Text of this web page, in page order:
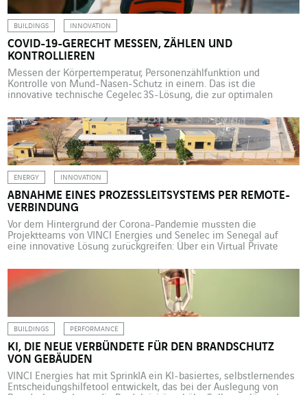
BUILDINGS INNOVATION
COVID-19-GERECHT MESSEN, ZÄHLEN UND
KONTROLLIEREN
Messen der Körpertemperatur, Personenzählfunktion und
Kontrolle von Mund-Nasen-Schutz in einem. Das ist die
innovative technische Cegelec 3S-Lösung, die zur optimalen
Publikumsverkehr beiträgt. Die seit dem Frühjahr 2020 geltenden
Abstandsregeln haben zahlreiche Initiativen und technische
Lösungen angeregt, um die Einhaltung der neuen
Gesundheitsregeln zu sichern. Als die Geschäfte im Sommer und
gegen […]
ENERGY INNOVATION
ABNAHME EINES PROZESSLEITSYSTEMS PER REMOTE-
VERBINDUNG
Vor dem Hintergrund der Corona-Pandemie mussten die
Projektteams von VINCI Energies und Senelec im Senegal auf
eine innovative Lösung zurückgreifen: Über ein Virtual Private
volldigitalen Umspannwerks per Fernzugriff getestet und
abgenommen. Aufgrund der Corona-Pandemie haben sich in
vielen Ländern digitale Lösungen durchgesetzt, damit die
Mitarbeitenden auch im Homeoffice […]
BUILDINGS PERFORMANCE
KI, DIE NEUE VERBÜNDETE FÜR DEN BRANDSCHUTZ
VON GEBÄUDEN
VINCI Energies hat mit SprinkIA ein KI-basiertes, selbstlernendes
Entscheidungshilfetool entwickelt, das bei der Auslegung von